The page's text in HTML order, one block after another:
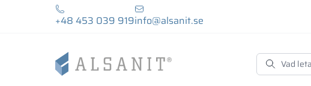
+48 453 039 919info@alsanit.se